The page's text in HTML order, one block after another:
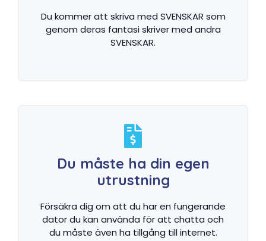
Du kommer att skriva med SVENSKAR som
genom deras fantasi skriver med andra
SVENSKAR.
Du måste ha din egen
utrustning
Försäkra dig om att du har en fungerande
dator du kan använda för att chatta och
du måste även ha tillgång till internet.